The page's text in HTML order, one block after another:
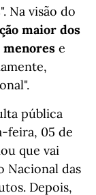
". Na visão do
maior dos
menores e
pública
feira, 05 de
que vai
Nacional das
Depois,